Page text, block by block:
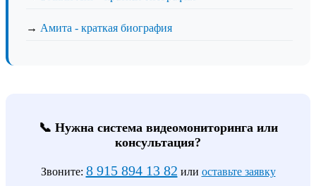
→ Амита - краткая биография
📞 Нужна система видеомониторинга или
консультация?
Звоните: 8 915 894 13 82 или оставьте заявку